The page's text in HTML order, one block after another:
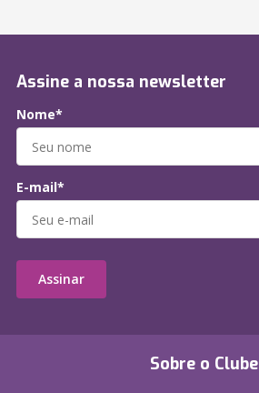
Sobre o Clube
Assine a nossa newsletter
Nome*
E-mail*
Assinar